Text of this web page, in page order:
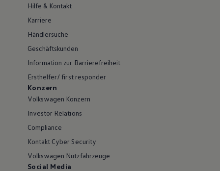
Hilfe & Kontakt
Karriere
Händlersuche
Geschäftskunden
Information zur Barrierefreiheit
Ersthelfer/ first responder
Konzern
Volkswagen Konzern
Investor Relations
Compliance
Kontakt Cyber Security
Volkswagen Nutzfahrzeuge
Social Media